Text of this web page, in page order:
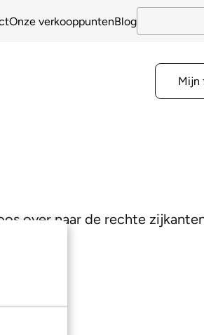
Onze verkooppuntenBlog
Mijn
over naar de rechte